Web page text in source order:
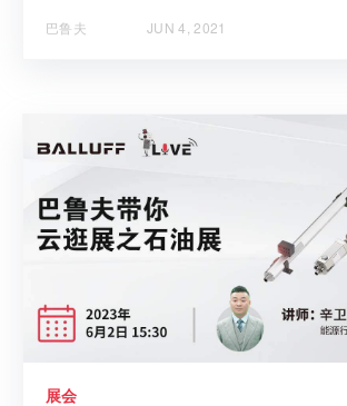
巴鲁夫 JUN 4, 2021
展会